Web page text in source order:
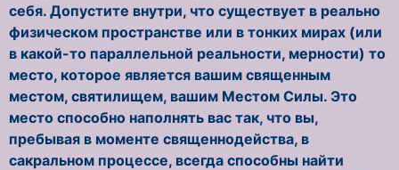
себя. Допустите внутри, что существует в реально
физическом пространстве или в тонких мирах (или
в какой-то параллельной реальности, мерности) то
место, которое является вашим священным
местом, святилищем, вашим Местом Силы. Это
место способно наполнять вас так, что вы,
пребывая в моменте священнодейства, в
сакральном процессе, всегда способны найти